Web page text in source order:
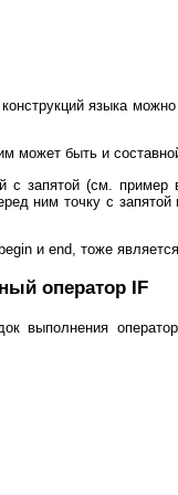
языка
может быть и
запятой (см.
ним точку с
и end, тоже
оператор IF